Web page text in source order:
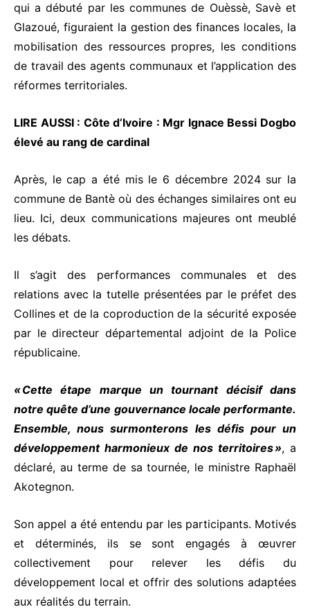
qui a débuté par les communes de Ouèssè, Savè et
Glazoué, figuraient la gestion des finances locales, la
mobilisation des ressources propres, les conditions
de travail des agents communaux et l’application des
réformes territoriales.
LIRE AUSSI : Côte d’Ivoire : Mgr Ignace Bessi Dogbo
élevé au rang de cardinal
Après, le cap a été mis le 6 décembre 2024 sur la
commune de Bantè où des échanges similaires ont eu
lieu. Ici, deux communications majeures ont meublé
les débats.
Il s’agit des performances communales et des
relations avec la tutelle présentées par le préfet des
Collines et de la coproduction de la sécurité exposée
par le directeur départemental adjoint de la Police
républicaine.
« Cette étape marque un tournant décisif dans
notre quête d’une gouvernance locale performante.
Ensemble, nous surmonterons les défis pour un
développement harmonieux de nos territoires », a
déclaré, au terme de sa tournée, le ministre Raphaël
Akotegnon.
Son appel a été entendu par les participants. Motivés
et déterminés, ils se sont engagés à œuvrer
collectivement pour relever les défis du
développement local et offrir des solutions adaptées
aux réalités du terrain.